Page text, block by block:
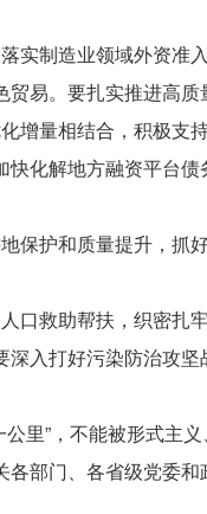
制造业领域外资准入
易。要扎实推进高质
增量相结合，积极支
化解地方融资平台
保护和质量提升，抓
口救助帮扶，织密扎
入打好污染防治攻
”，不能被形式主义
部门、各省级党委